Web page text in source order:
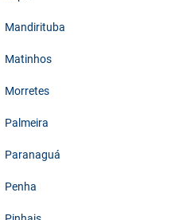
Mandirituba
Matinhos
Morretes
Palmeira
Paranaguá
Penha